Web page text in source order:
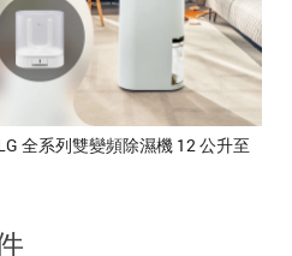
全系列雙變頻除濕機 12 公升至